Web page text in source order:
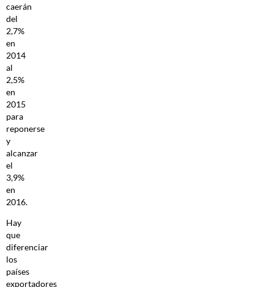
caerán
del
2,7%
en
2014
al
2,5%
en
2015
para
reponerse
y
alcanzar
el
3,9%
en
2016.
Hay
que
diferenciar
los
países
exportadores